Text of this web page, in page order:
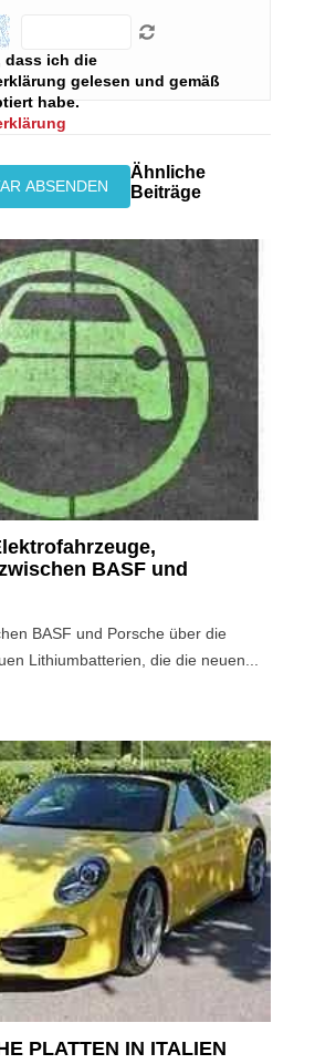
ich die
gelesen und gemäß
habe.
Ähnliche
Beiträge
BASF und
BASF und Porsche über die
Lithiumbatterien, die die neuen...
PLATTEN IN ITALIEN